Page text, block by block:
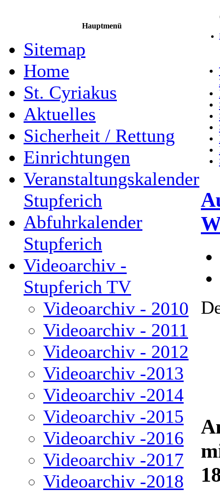
Hauptmenü
Sitemap
Home
St. Cyriakus
Aktuelles
Sicherheit / Rettung
Einrichtungen
Veranstaltungskalender
Stupferich
Abfuhrkalender
Stupferich
Videoarchiv -
Stupferich TV
Videoarchiv - 2010
Videoarchiv - 2011
Videoarchiv - 2012
Videoarchiv -2013
Videoarchiv -2014
Videoarchiv -2015
Videoarchiv -2016
Videoarchiv -2017
Videoarchiv -2018